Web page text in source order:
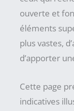
ouverte et
éléments
plus vastes,
d’apporter
Cette page
indicatives